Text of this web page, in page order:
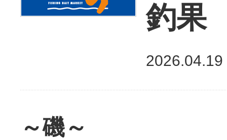
釣果
2026.04.19
～磯～